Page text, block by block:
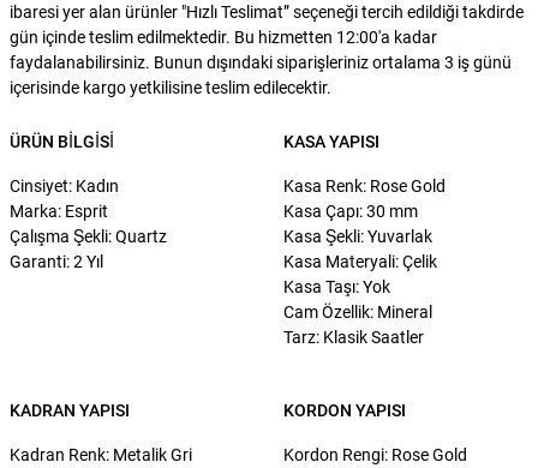
ibaresi yer alan ürünler "Hızlı Teslimat” seçeneği tercih edildiği takdirde
gün içinde teslim edilmektedir. Bu hizmetten 12:00'a kadar
faydalanabilirsiniz. Bunun dışındaki siparişleriniz ortalama 3 iş günü
içerisinde kargo yetkilisine teslim edilecektir.
ÜRÜN BILGISI
Cinsiyet: Kadın
Marka: Esprit
Çalışma Şekli: Quartz
Garanti: 2 Yıl
KASA YAPISI
Kasa Renk: Rose Gold
Kasa Çapı: 30 mm
Kasa Şekli: Yuvarlak
Kasa Materyali: Çelik
Kasa Taşı: Yok
Cam Özellik: Mineral
Tarz: Klasik Saatler
KADRAN YAPISI
Kadran Renk: Metalik Gri
KORDON YAPISI
Kordon Rengi: Rose Gold